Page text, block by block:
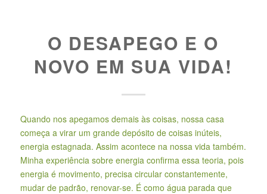
O DESAPEGO E O
NOVO EM SUA VIDA!
Quando nos apegamos demais às coisas, nossa casa
começa a virar um grande depósito de coisas inúteis,
energia estagnada. Assim acontece na nossa vida também.
Minha experiência sobre energia confirma essa teoria, pois
energia é movimento, precisa circular constantemente,
mudar de padrão, renovar-se. É como água parada que